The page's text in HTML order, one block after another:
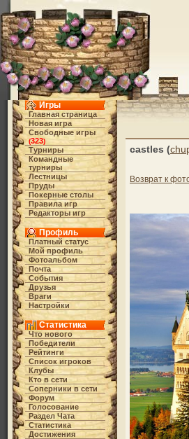
Игры
Главная страница
Новая игра
Свободные игры
(323)
Турниры
Командные
турниры
Лестницы
Пруды
Покерные столы
Правила игр
Редакторы игр
Профиль
Платный статус
Мой профиль
Фотоальбом
Почта
События
Друзья
Враги
Настройки
Статистика
Что нового
Победители
Рейтинги
Список игроков
Клубы
Кто в cети
Соперники в сети
Форум
Голосование
Раздел Чата
Статистика
Достижения
castles (
Возврат к